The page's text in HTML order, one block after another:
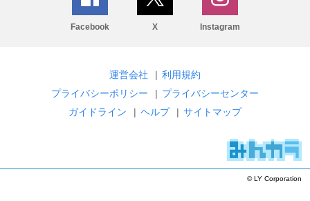
Facebook X Instagram
運営会社 | 利用規約
プライバシーポリシー
| プライバシーセンター
ガイドライン
| ヘルプ | サイトマップ
© LY Corporation